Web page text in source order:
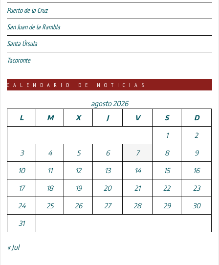
Puerto de la Cruz
San Juan de la Rambla
Santa Úrsula
Tacoronte
CALENDARIO DE NOTICIAS
agosto 2026
L
M X J V S D
1 2
3 4 5 6 7 8 9
10 11 12 13 14 15 16
17 18 19 20 21 22 23
24 25 26 27 28 29 30
31
« Jul